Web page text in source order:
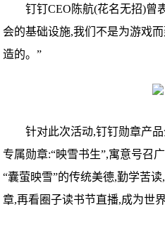
钉钉CEO陈航(花名无招)曾
会的基础设施,我们不是为游戏
造的。”
针对此次活动,钉钉勋章产
专属勋章:“映雪书生”,寓意号召
“囊萤映雪”的传统美德,勤学苦
章,再看圈子读书节直播,成为世